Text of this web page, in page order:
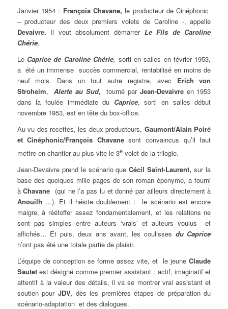
Janvier 1954 : François Chavane, le producteur de Cinéphonic
– producteur des deux premiers volets de Caroline -, appelle
Devaivre. Il veut absolument démarrer Le Fils de Caroline
Chérie.
Le Caprice de Caroline Chérie, sorti en salles en février 1953,
a été un immense succès commercial, rentabilisé en moins de
neuf mois. Dans un tout autre registre, avec Erich von
Stroheim,Alerte au Sud, tourné par Jean-Devaivreen 1953
dans la foulée immédiate du Caprice, sorti en salles début
novembre 1953, est en tête du box-office.
Au vu des recettes, les deux producteurs, Gaumont/Alain Poiré
et Cinéphonic/François Chavanesont convaincus qu’il faut
mettre en chantier au plus vite le 3evolet de la trilogie.
Jean-Devaivre prend le scénario que Cécil Saint-Laurent, sur la
base des quelques mille pages de son roman éponyme, a fourni
àChavane (qui ne l’a pas lu et donné par ailleurs directement à
Anouilh …). Et il hésite doublement : le scénario est encore
maigre, à réétoffer assez fondamentalement, et les relations ne
sont pas simples entre auteurs ‘vrais’ et auteurs voulus et
affichés… Et puis, deux ans avant, les coulisses du Caprice
n’ont pas été une totale partie de plaisir.
L’équipe de conception se forme assez vite, et le jeune Claude
Sautetest désigné comme premier assistant : actif, imaginatif et
attentif à la valeur des détails, il va se montrer vrai assistant et
soutien pour JDV, dès les premières étapes de préparation du
scénario-adaptation et des dialogues.